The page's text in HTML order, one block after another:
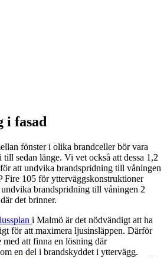
i fasad
fönster i olika brandceller bör vara
sedan länge. Vi vet också att dessa 1,2
att undvika brandspridning till våningen
Fire 105 för ytterväggskonstruktioner
brandspridning till våningen 2
det brinner.
i Malmö är det nödvändigt att ha
för att maximera ljusinsläppen. Därför
att finna en lösning där
en del i brandskyddet i yttervägg.